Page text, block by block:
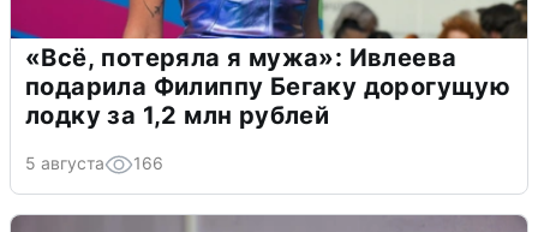
«Всё, потеряла я мужа»: Ивлеева
подарила Филиппу Бегаку дорогущую
лодку за 1,2 млн рублей
5 августа 166